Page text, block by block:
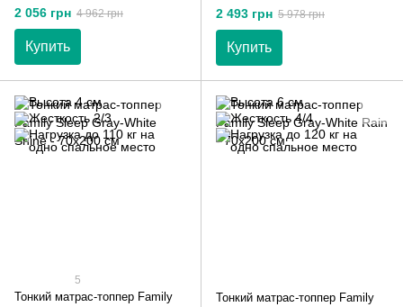
2 056 грн 4 962 грн
Купить
2 493 грн 5 978 грн
Купить
5
Тонкий матрас-топпер Family
Тонкий матрас-топпер Family